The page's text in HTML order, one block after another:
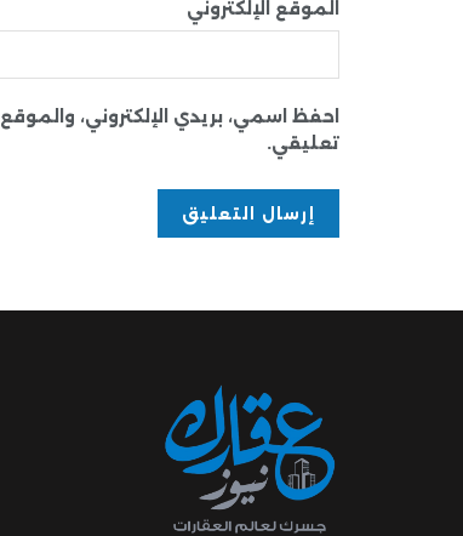
الموقع الإلكتروني
احفظ اسمي، بريدي الإلكتروني،
تعليقي.